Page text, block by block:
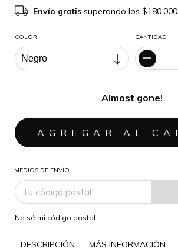
Envío gratissuperando los$180.000
COLOR CANTIDAD
Almost gone!
MEDIOS DE ENVÍO
No sé mi código postal
DESCRIPCIÓN MÁS INFORMACIÓN